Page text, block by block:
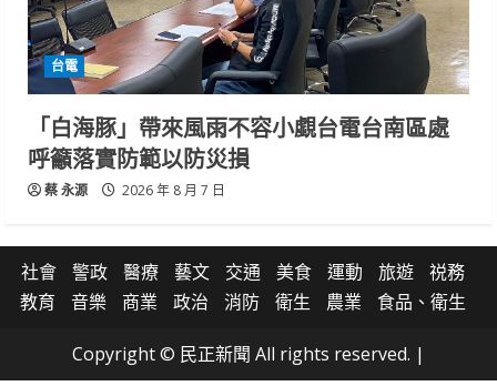
台電
「白海豚」帶來風雨不容小覷台電台南區處
呼籲落實防範以防災損
蔡 永源 2026 年 8 月 7 日
社會 警政 醫療 藝文 交通 美食 運動 旅遊
祱務
教育
音樂 商業 政治 消防 衛生 農業 食品、衛生
Copyright © 民正新聞 All rights reserved. |